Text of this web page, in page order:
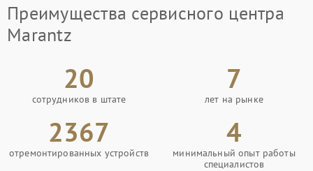
Преимущества сервисного центра
Marantz
20
сотрудников в штате
7
лет на рынке
2367
отремонтированных устройств
4
минимальный опыт работы
специалистов